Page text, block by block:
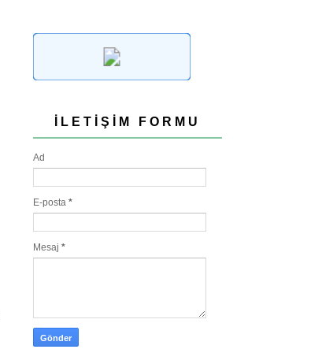
İLETIŞIM FORMU
Ad
E-posta *
Mesaj *